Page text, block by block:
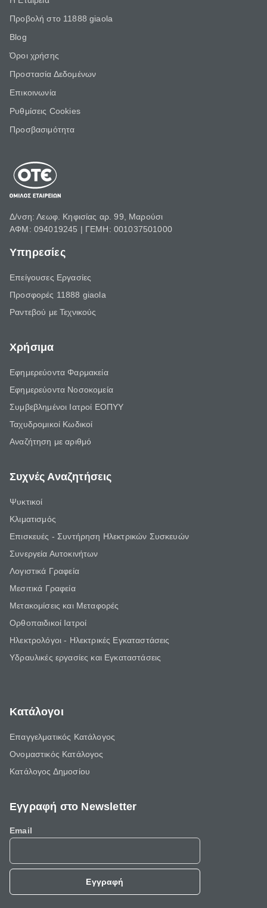
Προβολή στο 11888 giaola
Blog
Όροι χρήσης
Προστασία Δεδομένων
Επικοινωνία
Ρυθμίσεις Cookies
Προσβασιμότητα
Δ/νση: Λεωφ. Κηφισίας αρ. 99, Μαρούσι
ΑΦΜ: 094019245 | ΓΕΜΗ: 001037501000
Υπηρεσίες
Επείγουσες Εργασίες
Προσφορές 11888 giaola
Ραντεβού με Τεχνικούς
Χρήσιμα
Εφημερεύοντα Φαρμακεία
Εφημερεύοντα Νοσοκομεία
Συμβεβλημένοι Ιατροί ΕΟΠΥΥ
Ταχυδρομικοί Κωδικοί
Αναζήτηση με αριθμό
Συχνές Αναζητήσεις
Ψυκτικοί
Κλιματισμός
Επισκευές - Συντήρηση Ηλεκτρικών Συσκευών
Συνεργεία Αυτοκινήτων
Λογιστικά Γραφεία
Μεσιτικά Γραφεία
Μετακομίσεις και Μεταφορές
Ορθοπαιδικοί Ιατροί
Ηλεκτρολόγοι - Ηλεκτρικές Εγκαταστάσεις
Υδραυλικές εργασίες και Εγκαταστάσεις
Κατάλογοι
Επαγγελματικός Κατάλογος
Ονομαστικός Κατάλογος
Κατάλογος Δημοσίου
Εγγραφή στο Newsletter
Email
Εγγραφή